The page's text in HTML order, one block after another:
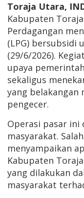
Toraja Utara,
Kabupaten
Perdagangan
(LPG) bersubsidi
(29/6/2026).
upaya
sekaligus
yang belakangan
pengecer.
Operasi pasar ini
masyarakat.
menyampaikan
Kabupaten
yang dilakukan
masyarakat